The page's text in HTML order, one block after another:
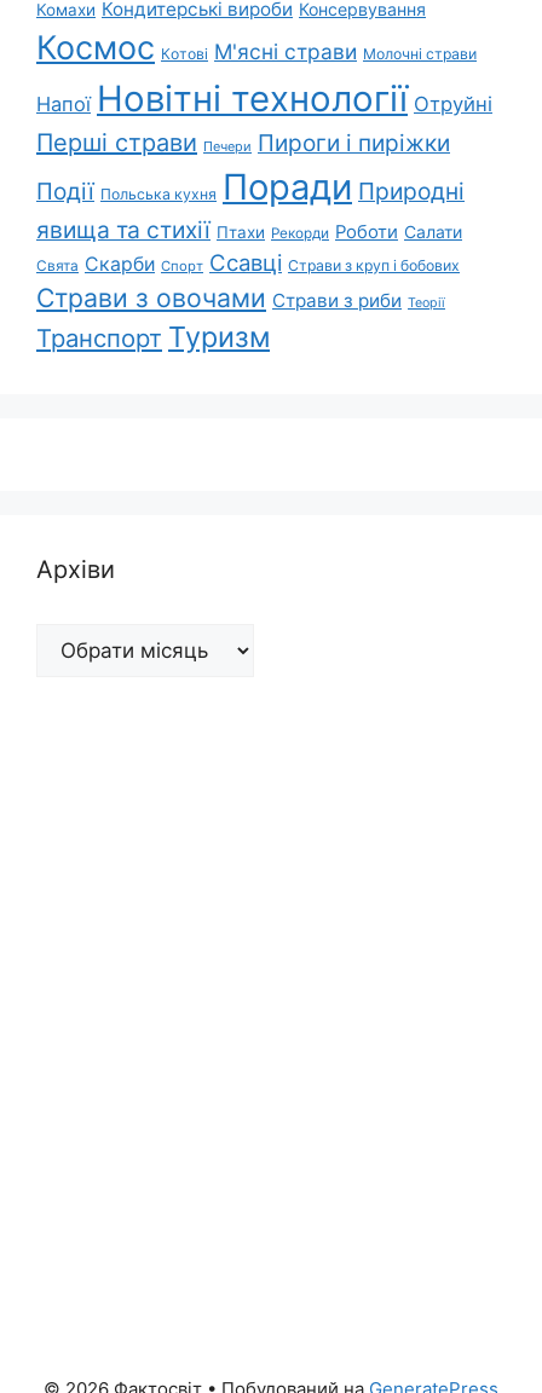
Комахи Кондитерські вироби Консервування
Космос Котові М'ясні страви Молочні страви
Напої Новітні технології Отруйні
Перші страви Печери Пироги і пиріжки
Події Польська кухня Поради Природні
явища та стихії Птахи Рекорди Роботи Салати
Свята Скарби Спорт Ссавці Страви з круп і бобових
Страви з овочами Страви з риби Теорії
Транспорт Туризм
Архіви
Архіви